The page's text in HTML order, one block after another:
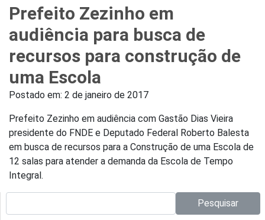
Prefeito Zezinho em
audiência para busca de
recursos para construção de
uma Escola
Postado em: 2 de janeiro de 2017
Prefeito Zezinho em audiência com Gastão Dias Vieira
presidente do FNDE e Deputado Federal Roberto Balesta
em busca de recursos para a Construção de uma Escola de
12 salas para atender a demanda da Escola de Tempo
Integral.
Pesquisar